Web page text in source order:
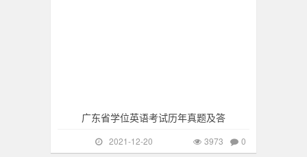
广东省学位英语考试历年真题及答
2021-12-20 0
3973
成人英语 1228